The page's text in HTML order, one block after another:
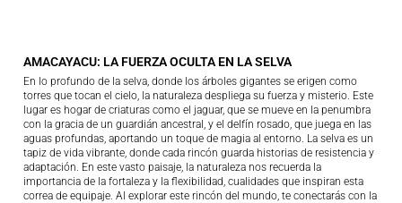
AMACAYACU: LA FUERZA OCULTA EN LA SELVA
En lo profundo de la selva, donde los árboles gigantes se erigen como
torres que tocan el cielo, la naturaleza despliega su fuerza y misterio. Este
lugar es hogar de criaturas como el jaguar, que se mueve en la penumbra
con la gracia de un guardián ancestral, y el delfín rosado, que juega en las
aguas profundas, aportando un toque de magia al entorno. La selva es un
tapiz de vida vibrante, donde cada rincón guarda historias de resistencia y
adaptación. En este vasto paisaje, la naturaleza nos recuerda la
importancia de la fortaleza y la flexibilidad, cualidades que inspiran esta
correa de equipaje. Al explorar este rincón del mundo, te conectarás con la